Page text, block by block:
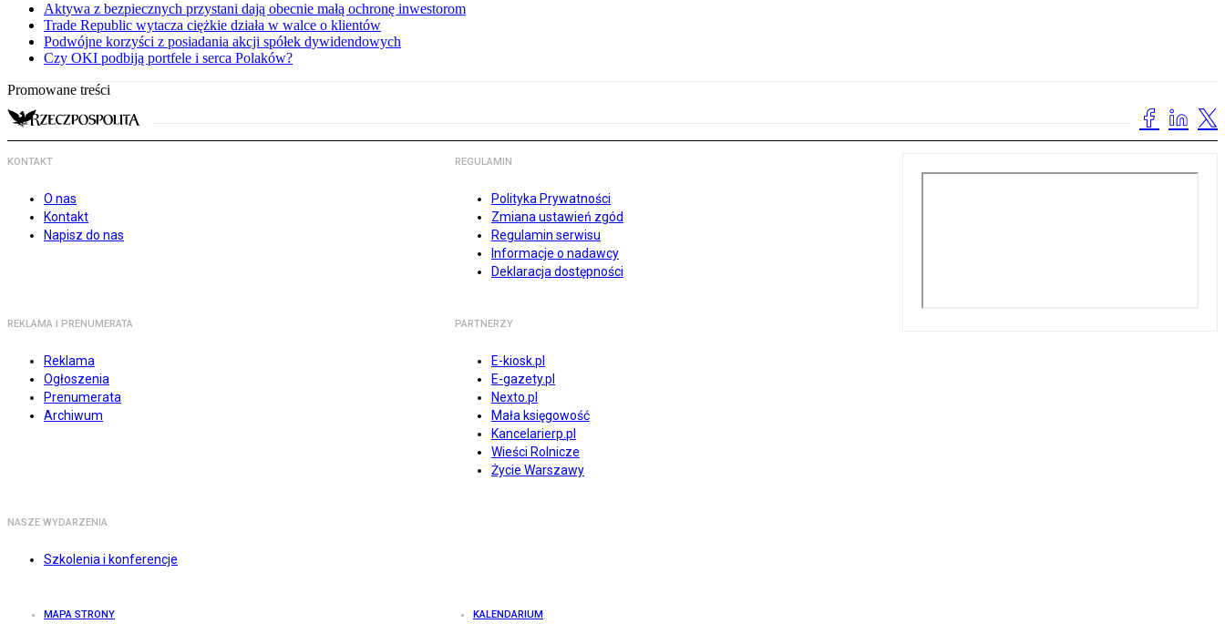
Aktywa z bezpiecznych przystani dają obecnie małą ochronę inwestorom
Trade Republic wytacza ciężkie działa w walce o klientów
Podwójne korzyści z posiadania akcji spółek dywidendowych
Czy OKI podbiją portfele i serca Polaków?
Promowane treści
KONTAKT
O nas
Kontakt
Napisz do nas
REGULAMIN
Polityka Prywatności
Zmiana ustawień zgód
Regulamin serwisu
Informacje o nadawcy
Deklaracja dostępności
REKLAMA I PRENUMERATA
Reklama
Ogłoszenia
Prenumerata
Archiwum
PARTNERZY
E-kiosk.pl
E-gazety.pl
Nexto.pl
Mała księgowość
Kancelarierp.pl
Wieści Rolnicze
Życie Warszawy
NASZE WYDARZENIA
Szkolenia i konferencje
MAPA STRONY KALENDARIUM